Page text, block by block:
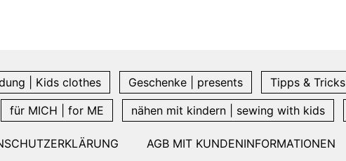
| Kids clothes Geschenke | presents Tipps & Tricks
für MICH | for ME nähen mit kindern | sewing with kids
AGB MIT KUNDENINFORMATIONEN